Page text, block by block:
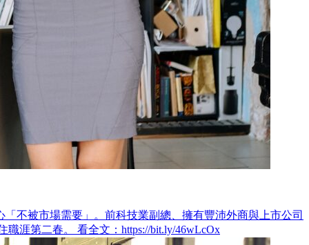
不被市場需要」。前科技業副總、擁有豐沛外商與上市公司
涯第二春。 看全文：https://bit.ly/46wLcOx